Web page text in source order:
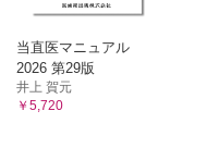
当直医マニュアル
2026 第29版
井上 賀元
￥5,720